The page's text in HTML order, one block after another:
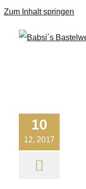
Zum Inhalt springen
10
12, 2017